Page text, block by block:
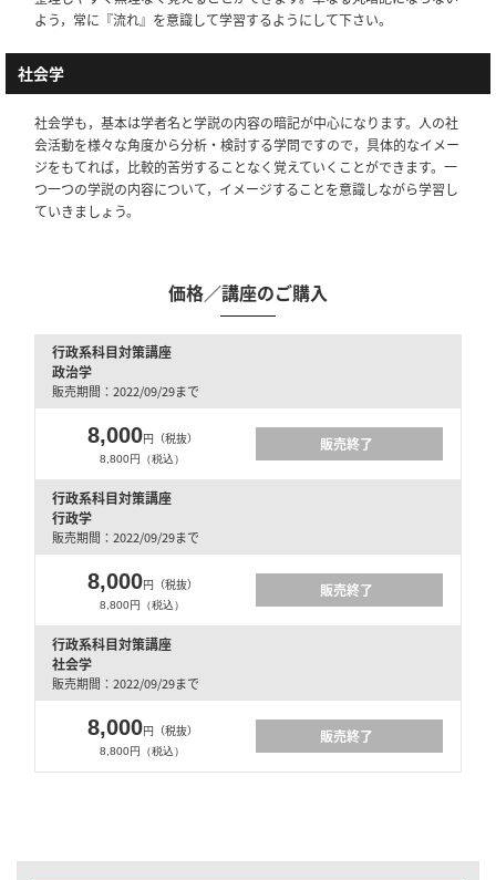
よう，常に『流れ』を意識して学習するようにして下さい。
社会学
社会学も，基本は学者名と学説の内容の暗記が中心になります。人の社
会活動を様々な角度から分析・検討する学問ですので，具体的なイメー
ジをもてれば，比較的苦労することなく覚えていくことができます。一
つ一つの学説の内容について，イメージすることを意識しながら学習し
ていきましょう。
価格／講座のご購入
行政系科目対策講座
政治学
販売期間：2022/09/29まで
8,000円（税抜）
8,800円（税込）
販売終了
行政系科目対策講座
行政学
販売期間：2022/09/29まで
8,000円（税抜）
8,800円（税込）
販売終了
行政系科目対策講座
社会学
販売期間：2022/09/29まで
8,000円（税抜）
8,800円（税込）
販売終了